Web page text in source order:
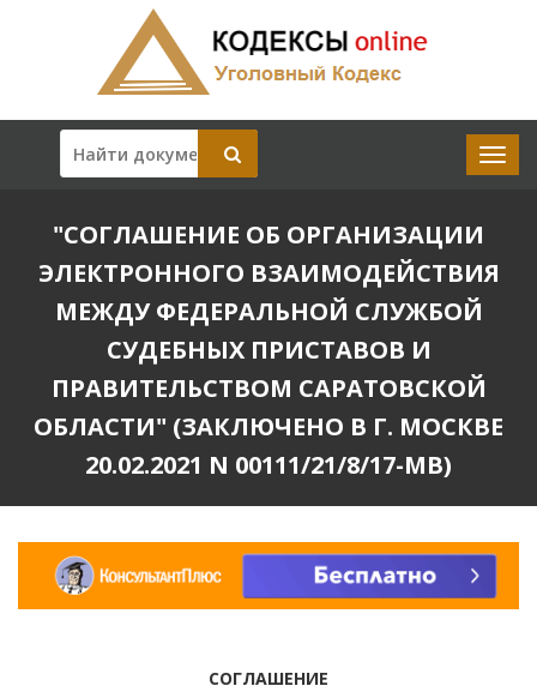
"СОГЛАШЕНИЕ ОБ ОРГАНИЗАЦИИ
ЭЛЕКТРОННОГО ВЗАИМОДЕЙСТВИЯ
МЕЖДУ ФЕДЕРАЛЬНОЙ СЛУЖБОЙ
СУДЕБНЫХ ПРИСТАВОВ И
ПРАВИТЕЛЬСТВОМ САРАТОВСКОЙ
ОБЛАСТИ" (ЗАКЛЮЧЕНО В Г. МОСКВЕ
20.02.2021 N 00111/21/8/17-МВ)
СОГЛАШЕНИЕ